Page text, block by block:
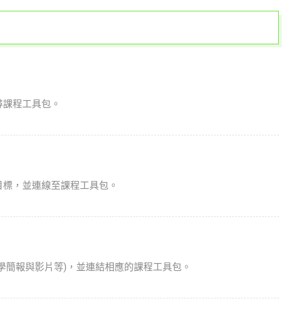
程工具包。
，並連線至課程工具包。
報與影片等)，並連結相應的課程工具包。